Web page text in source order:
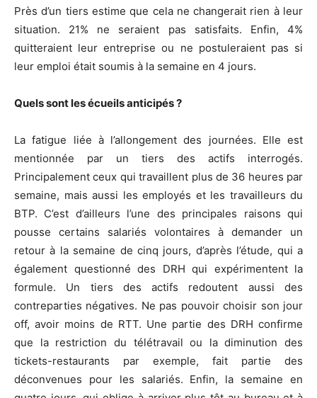
Près d’un tiers estime que cela ne changerait rien à leur
situation. 21% ne seraient pas satisfaits. Enfin, 4%
quitteraient leur entreprise ou ne postuleraient pas si
leur emploi était soumis à la semaine en 4 jours.
Quels sont les écueils anticipés ?
La fatigue liée à l’allongement des journées. Elle est
mentionnée par un tiers des actifs interrogés.
Principalement ceux qui travaillent plus de 36 heures par
semaine, mais aussi les employés et les travailleurs du
BTP. C’est d’ailleurs l’une des principales raisons qui
pousse certains salariés volontaires à demander un
retour à la semaine de cinq jours, d’après l’étude, qui a
également questionné des DRH qui expérimentent la
formule. Un tiers des actifs redoutent aussi des
contreparties négatives. Ne pas pouvoir choisir son jour
off, avoir moins de RTT. Une partie des DRH confirme
que la restriction du télétravail ou la diminution des
tickets-restaurants par exemple, fait partie des
déconvenues pour les salariés. Enfin, la semaine en